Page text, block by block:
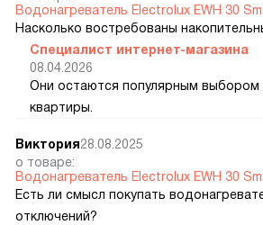
Водонагреватель Electrolux EWH 30
Насколько востребованы
Специалист интернет-магазина
08.04.2026
Они остаются популярным
квартиры.
Виктория28.08.2025
о товаре:
Водонагреватель Electrolux EWH 30
Есть ли смысл покупать
отключений?